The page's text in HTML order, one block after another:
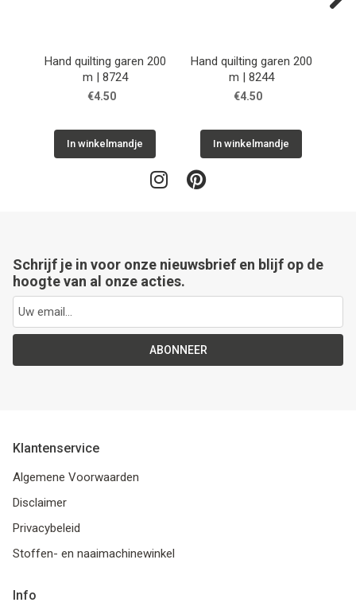
Hand quilting garen 200
m | 8724
€4.50
In winkelmandje
Hand quilting garen 200
m | 8244
€4.50
In winkelmandje
Schrijf je in voor onze nieuwsbrief en blijf op de
hoogte van al onze acties.
ABONNEER
Klantenservice
Algemene Voorwaarden
Disclaimer
Privacybeleid
Stoffen- en naaimachinewinkel
Info